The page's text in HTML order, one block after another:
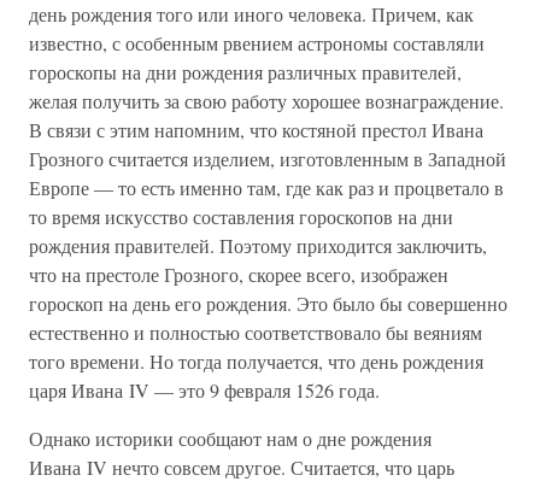
день рождения того или иного человека. Причем, как
известно, с особенным рвением астрономы составляли
гороскопы на дни рождения различных правителей,
желая получить за свою работу хорошее вознаграждение.
В связи с этим напомним, что костяной престол Ивана
Грозного считается изделием, изготовленным в Западной
Европе — то есть именно там, где как раз и процветало в
то время искусство составления гороскопов на дни
рождения правителей. Поэтому приходится заключить,
что на престоле Грозного, скорее всего, изображен
гороскоп на день его рождения. Это было бы совершенно
естественно и полностью соответствовало бы веяниям
того времени. Но тогда получается, что день рождения
царя Ивана IV — это 9 февраля 1526 года.
Однако историки сообщают нам о дне рождения
Ивана IV нечто совсем другое. Считается, что царь